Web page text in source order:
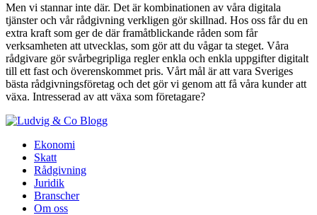
Men vi stannar inte där. Det är kombinationen av våra digitala
tjänster och vår rådgivning verkligen gör skillnad. Hos oss får du en
extra kraft som ger de där framåtblickande råden som får
verksamheten att utvecklas, som gör att du vågar ta steget. Våra
rådgivare gör svårbegripliga regler enkla och enkla uppgifter digitalt
till ett fast och överenskommet pris. Vårt mål är att vara Sveriges
bästa rådgivningsföretag och det gör vi genom att få våra kunder att
växa. Intresserad av att växa som företagare?
Blogg
Ekonomi
Skatt
Rådgivning
Juridik
Branscher
Om oss